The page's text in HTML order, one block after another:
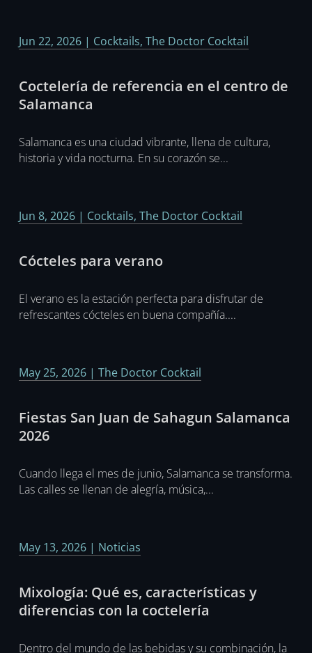
Jun 22, 2026 | Cocktails, The Doctor Cocktail
Coctelería de referencia en el centro de
Salamanca
Salamanca es una ciudad vibrante, llena de cultura,
historia y vida nocturna. En su corazón se...
Jun 8, 2026 | Cocktails, The Doctor Cocktail
Cócteles para verano
El verano es la estación perfecta para disfrutar de
refrescantes cócteles en buena compañía....
May 25, 2026 | The Doctor Cocktail
Fiestas San Juan de Sahagun Salamanca
2026
Cuando llega el mes de junio, Salamanca se transforma.
Las calles se llenan de alegría, música,...
May 13, 2026 | Noticias
Mixología: Qué es, características y
diferencias con la coctelería
Dentro del mundo de las bebidas y su combinación, la